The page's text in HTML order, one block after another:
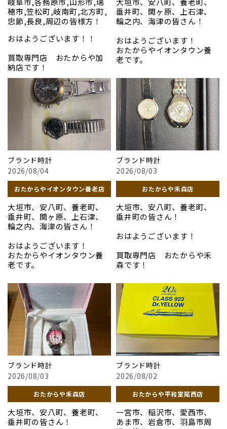
江店、禾森店、イオンタウ
ン養老店など）へ、ぜひお
気軽にご相談ください。皆
様のご来店を心よりお待ち
しております！
#貴金属
#プラチナ
#ブランド品
#おたからや
#切手
#高価買取
#岐阜市
#大垣市
================================
買取専門店 おたからや禾
森店
＃骨董品
＃切手
＃稲沢市
#ロレックス
＃コーチ
＃グッチ
＃バカラ
＃ディオール
#ヴィトン
============================
平和堂尾西店 出入り口左
＃骨董品
＃切手
＃高価買取
＃バレンシアガ
＃コーチ
＃バカラ
＃ディオール
＃ヴィトン
＃エルメス
＃シャネル
＃ロレックス
平和堂祖父江店
2F エスカレーター横すぐ
カフェ感覚でお気軽にお立
ち寄りください。
お写真は先日買取させてい
ただきましたお品になりま
す。
「ヴィトン」
写真以外のブランド品、貴
金属、骨董品など高価買取
させていただきます！
ぜひお気軽にご来店くださ
＃貴金属
＃プラチナ
＃ブランド品
＃時計
＃金
＃稲沢市
＃おたからや
＃骨董品
＃切手
＃高価買取
＃バレンシアガ
＃コーチ
＃バカラ
＃ディオール
＃ヴィトン
＃エルメス
＃シャネル
＃ロレックス
============================
平和堂祖父江店
2F エスカレーター横すぐ
物でも喜んで承ります。査定
料や手数料は一切かかりま
せん。捨てる前にぜひ一度
「財布」
属、骨董品も高価買取して
います！
皆様のご来店を心からお待
ちしております〜！
＃貴金属
＃プラチナ
＃ブランド品
＃ロレックス
#バレンシアガ
＃コーチ
＃グッチ
＃バカラ
＃ディオール
＃フェラガモ
＃岐阜市
＃おたからや
＃骨董品
＃切手
＃高価買取
買取専門店 おたからや 加納
店
穂市,笠松町,岐南町,北方町,
忠節,長良,周辺の皆様方！
おはようございます！！
買取専門店 おたからや加
納店です！
ルイヴィトン、シャネル、エ
ルメス、グッチなどのブラ
ンド品は、中古市場でも常
に高い需要があります。当店
では、流行の移り変わりや
世界的な相場を熟知した専
門スタッフが、お客様の愛
用品を一点ずつ丁寧に拝見
いたします。新作はもちろ
ん、何年も前に購入された
定番モデルも大歓迎です。こ
れまでの膨大なデータをも
とに、その時の最高水準の
価格をご提示いたします。ク
ローゼットに眠っているお品
物があれば、まずは安心の
さい。
「ディオール」
お写真以外のブランド、貴金
属、骨董品も高価買取して
います！
皆様のご来店を心からお待
ちしております〜！
==============================
＃貴金属
＃プラチナ
＃ブランド品
＃ロレックス
#バレンシアガ
＃コーチ
＃グッチ
垂井町、関ヶ原、上石津、
輪之内、海津の皆さん！
おはようございます！
おたからやイオンタウン養
老です。
デザインの好みが変わった
り、使う機会が減ってしまっ
たりした腕時計はございま
せんか？当店では、時計の
専門知識を持つスタッフが
真心を込めて拝見し、現在
の市場相場に基づいた適正
な高価買取を実施しており
ます。手数料や相談料などの
費用は一切かかりません。
動かない時計や、箱がない
本体のみのお持ち込みも大
歓迎です。地域密着の安心な
店舗で、皆様のご来店を心よ
りお待ちしております。
お写真は先日買取させてい
ただいたお品になります。
「貴金属」
上記以外のお品も高価買取
させていただきます！
どうぞご来店をお待ちして
おります
#貴金属
#ブランド品
#時計
#金
#おたからや
#骨董品
#切手
#高価買取
#岐阜市
ブランド時計
2026/08/04
おたからやイオンタウン養老店
大垣市、安八町、養老町、
垂井町、関ヶ原、上石津、
輪之内、海津の皆さん！
おはようございます！
おたからやイオンタウン養
老です。
「昔集めていた腕時計がた
くさんあるけれど、もう使わ
ない」「遺品整理で出てき
た時計の価値を知りたい」
そんな時は当店にお任せく
ださい。ブランドや年代が
分からないお品物も、確か
な目を持つスタッフが一点
ずつ丁寧に拝見し、現在の
価値を分かりやすくお伝え
いたします。無理に売却を勧
めることはございませんの
で、ご家族で相談しながら決
めていただけます。まずは品
物の仕分け感覚で、安心の無
ブランド時計
2026/08/03
おたからや禾森店
大垣市、安八町、養老町、
垂井町の皆さん！
おはようございます！
買取専門店 おたからや禾
森です！
当店では高級ブランドだけ
でなく、セイコーやシチズ
ンといった国産時計、G-
SHOCKなどのカジュアルウ
ォッチ、さらには昔のアンテ
ィーク時計まで幅広くお買
い取りしております。「古い
けれど価値があるのか
な？」「コレクションを整
理したい」という時はぜひ
当店へ。時計が好きな専門
スタッフが、その価値を見
落とさずにしっかりと見極
めます。1点からでも喜んで
拝見しますので、お買い物つ
ブランド時計
2026/08/03
おたからや禾森店
大垣市、安八町、養老町、
垂井町の皆さん！
ブランド時計
2026/08/02
おたからや平和堂尾西店
一宮市、稲沢市、愛西市、
あま市、岩倉市、羽島市周